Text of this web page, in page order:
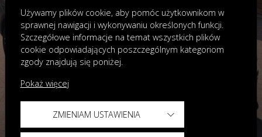
Używamy plików cookie, aby pomóc użytkownikom w
sprawnej nawigacji i wykonywaniu określonych funkcji.
Szczegółowe informacje na temat wszystkich plików
cookie odpowiadających poszczególnym kategoriom
zgody znajdują się poniżej.
Pokaż więcej
ZMIENIAM USTAWIENIA